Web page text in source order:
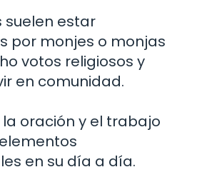
suelen estar
por monjes o monjas
votos religiosos y
en comunidad.
la oración y el trabajo
en su día a día.